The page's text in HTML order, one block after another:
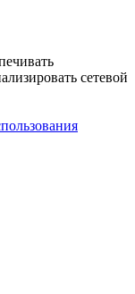
сетевой